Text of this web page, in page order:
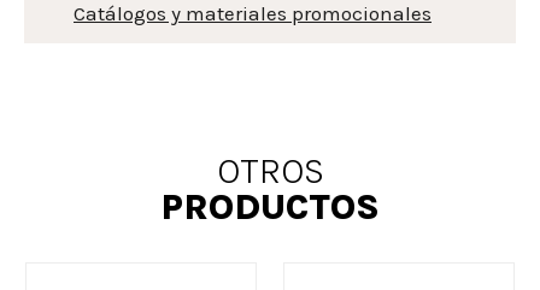
Catálogos y materiales promocionales
OTROS
PRODUCTOS